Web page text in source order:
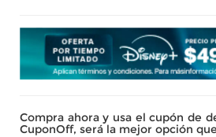
Compra ahora y usa el cupón de
CuponOff, será la mejor opción